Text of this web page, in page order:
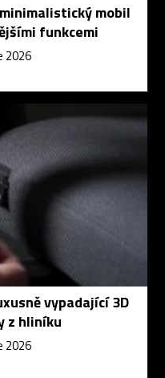
mobil
funkcemi
2026
vypadající 3D
z hliníku
2026